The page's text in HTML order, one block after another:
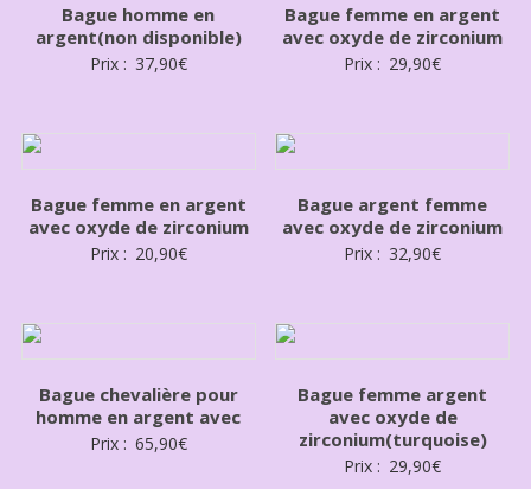
Bague homme en
argent(non disponible)
Prix : 37,90€
Bague femme en argent
avec oxyde de zirconium
Prix : 29,90€
Bague femme en argent
avec oxyde de zirconium
Prix : 20,90€
Bague argent femme
avec oxyde de zirconium
Prix : 32,90€
Bague chevalière pour
homme en argent avec
Prix : 65,90€
Bague femme argent
avec oxyde de
zirconium(turquoise)
Prix : 29,90€